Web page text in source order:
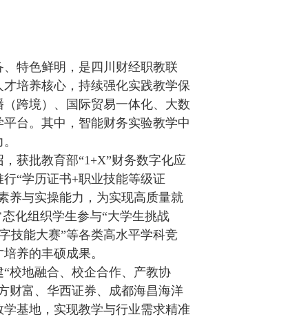
特色鲜明，是四川财经职教联
培养核心，持续强化实践教学保
跨境）、国际贸易一体化、大数
台。其中，智能财务实验教学中
获批教育部“1+X”财务数字化应
“学历证书+职业技能等级证
养与实操能力，为实现高质量就
化组织学生参与“大学生挑战
技能大赛”等各类高水平学科竞
养的丰硕成果。
校地融合、校企合作、产教协
财富、华西证券、成都海昌海洋
基地，实现教学与行业需求精准